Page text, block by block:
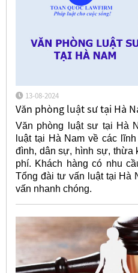
13-08-2024
Văn phòng luật sư tại Hà
Văn phòng luật sư tại Hà
luật tại Hà Nam về các
đình, dân sự, hình sự, thừa
phí. Khách hàng có nhu
Tổng đài tư vấn luật tại Hà
vấn nhanh chóng.